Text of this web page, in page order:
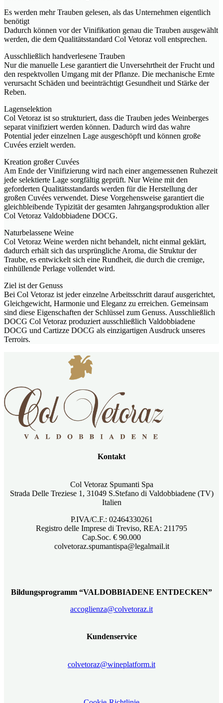
Es werden mehr Trauben gelesen, als das Unternehmen eigentlich
benötigt
Dadurch können vor der Vinifikation genau die Trauben ausgewählt
werden, die dem Qualitätsstandard Col Vetoraz voll entsprechen.
Ausschließlich handverlesene Trauben
Nur die manuelle Lese garantiert die Unversehrtheit der Frucht und
den respektvollen Umgang mit der Pflanze. Die mechanische Ernte
verursacht Schäden und beeinträchtigt Gesundheit und Stärke der
Reben.
Lagenselektion
Col Vetoraz ist so strukturiert, dass die Trauben jedes Weinberges
separat vinifiziert werden können. Dadurch wird das wahre
Potential jeder einzelnen Lage ausgeschöpft und können große
Cuvées erzielt werden.
Kreation großer Cuvées
Am Ende der Vinifizierung wird nach einer angemessenen Ruhezeit
jede selektierte Lage sorgfältig geprüft. Nur Weine mit den
geforderten Qualitätsstandards werden für die Herstellung der
großen Cuvées verwendet. Diese Vorgehensweise garantiert die
gleichbleibende Typizität der gesamten Jahrgangsproduktion aller
Col Vetoraz Valdobbiadene DOCG.
Naturbelassene Weine
Col Vetoraz Weine werden nicht behandelt, nicht einmal geklärt,
dadurch erhält sich das ursprüngliche Aroma, die Struktur der
Traube, es entwickelt sich eine Rundheit, die durch die cremige,
einhüllende Perlage vollendet wird.
Ziel ist der Genuss
Bei Col Vetoraz ist jeder einzelne Arbeitsschritt darauf ausgerichtet,
Gleichgewicht, Harmonie und Eleganz zu erreichen. Gemeinsam
sind diese Eigenschaften der Schlüssel zum Genuss. Ausschließlich
DOCG Col Vetoraz produziert ausschließlich Valdobbiadene
DOCG und Cartizze DOCG als einzigartigen Ausdruck unseres
Terroirs.
Kontakt
Col Vetoraz Spumanti Spa
Strada Delle Treziese 1, 31049 S.Stefano di Valdobbiadene (TV)
Italien
P.IVA/C.F.: 02464330261
Registro delle Imprese di Treviso, REA: 211795
Cap.Soc. € 90.000
colvetoraz.spumantispa@legalmail.it
Bildungsprogramm “VALDOBBIADENE ENTDECKEN”
accoglienza@colvetoraz.it
Kundenservice
colvetoraz@wineplatform.it